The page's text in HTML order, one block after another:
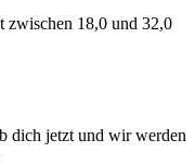
18,0 und 32,0
dich jetzt und wir werden